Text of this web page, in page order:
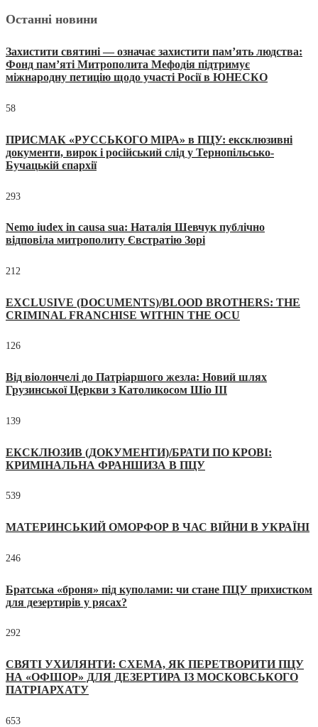
Останні новини
Захистити святині — означає захистити пам’ять людства:
Фонд пам’яті Митрополита Мефодія підтримує
міжнародну петицію щодо участі Росії в ЮНЕСКО
58
ПРИСМАК «РУССЬКОГО МІРА» в ПЦУ: ексклюзивні
документи, вирок і російський слід у Тернопільсько-
Бучацькій єпархії
293
Nemo iudex in causa sua: Наталія Шевчук публічно
відповіла митрополиту Євстратію Зорі
212
EXCLUSIVE (DOCUMENTS)/BLOOD BROTHERS: THE
CRIMINAL FRANCHISE WITHIN THE OCU
126
Від віолончелі до Патріаршого жезла: Новий шлях
Грузинської Церкви з Католикосом Шіо III
139
ЕКСКЛЮЗИВ (ДОКУМЕНТИ)/БРАТИ ПО КРОВІ:
КРИМІНАЛЬНА ФРАНШИЗА В ПЦУ
539
МАТЕРИНСЬКИЙ ОМОРФОР В ЧАС ВІЙНИ В УКРАЇНІ
246
Братська «броня» під куполами: чи стане ПЦУ прихистком
для дезертирів у рясах?
292
СВЯТІ УХИЛЯНТИ: СХЕМА, ЯК ПЕРЕТВОРИТИ ПЦУ
НА «ОФШОР» ДЛЯ ДЕЗЕРТИРА ІЗ МОСКОВСЬКОГО
ПАТРІАРХАТУ
653